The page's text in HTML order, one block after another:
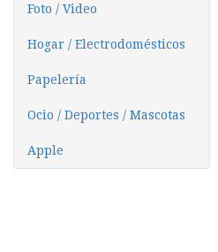
Foto / Video
Hogar / Electrodomésticos
Papelería
Ocio / Deportes / Mascotas
Apple